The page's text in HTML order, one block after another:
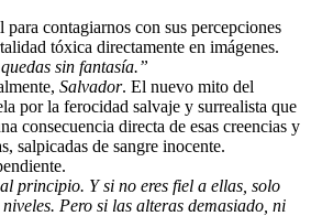
contagiarnos con sus percepciones
tóxica directamente en imágenes.
sin fantasía.”
Salvador. El nuevo mito del
por la ferocidad salvaje y surrealista que
consecuencia directa de esas creencias y
salpicadas de sangre inocente.
principio. Y si no eres fiel a ellas, solo
Pero si las alteras demasiado, ni